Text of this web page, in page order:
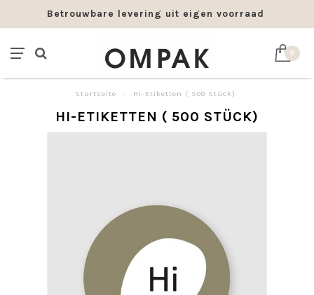
Betrouwbare levering uit eigen voorraad
0
Startseite Hi-Etiketten ( 500 Stück)
HI-ETIKETTEN ( 500 STÜCK)